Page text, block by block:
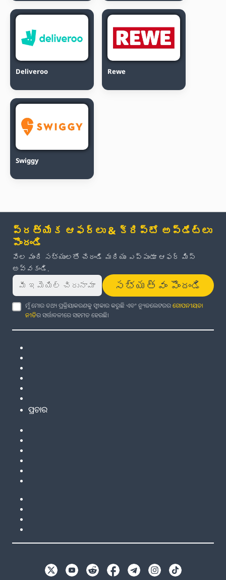
Deliveroo Rewe
Swiggy
ప్రత్యేక ఆఫర్లు & క్రిప్టో అప్‌డేట్‌లు
పొందండి
వేల మంది సభ్యులతో చేరండి మరియు ఎప్పుడూ ఆఫర్ మిస్
అవ్వకండి.
సభ్యత్వం పొందండి
ମୁଁ ମୋର ତଥ୍ୟ ପ୍ରକ୍ରିୟାକରଣକୁ ସ୍ୱୀକାର କରୁଛି ଏବଂ ନ୍ୟୁଜଲେଟରରଗୋପନୀୟତା
ନୀତିର ସର୍ତ୍ତାବଳୀରେ ସହମତ ହେଉଛି।
ପ୍ରଚାର